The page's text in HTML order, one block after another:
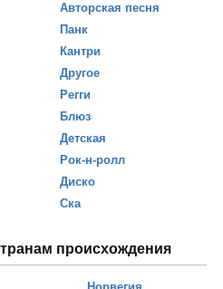
Авторская песня
Панк
Кантри
Другое
Регги
Блюз
Детская
Рок-н-ролл
Диско
Ска
происхождения